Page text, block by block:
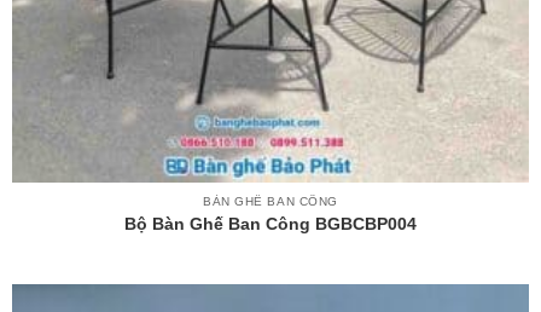
BÀN GHẾ BAN CÔNG
Bộ Bàn Ghế Ban Công BGBCBP004